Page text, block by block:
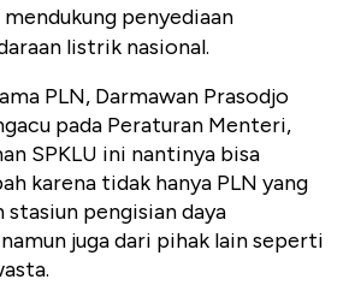
penyediaan
listrik nasional.
PLN, Darmawan Prasodjo
pada Peraturan Menteri,
SPKLU ini nantinya bisa
karena tidak hanya PLN yang
stasiun pengisian daya
juga dari pihak lain seperti